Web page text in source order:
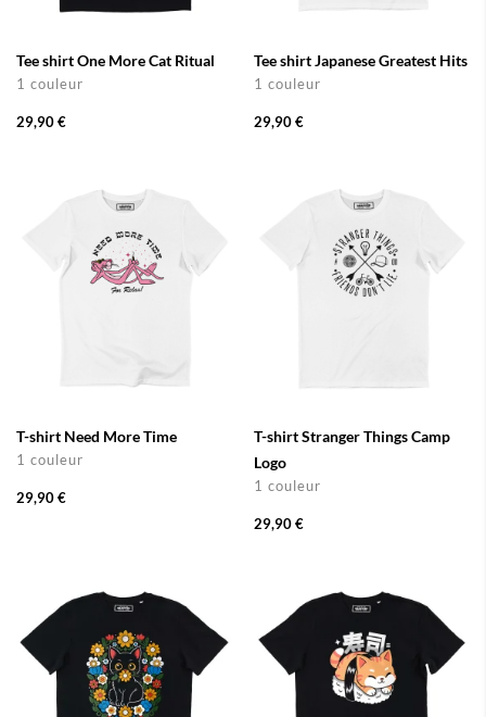
Tee shirt One More Cat Ritual
1 couleur
29,90 €
Tee shirt Japanese Greatest Hits
1 couleur
29,90 €
T-shirt Need More Time
1 couleur
29,90 €
T-shirt Stranger Things Camp
Logo
1 couleur
29,90 €